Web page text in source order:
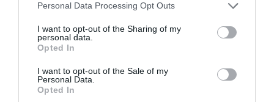
Personal Data Processing Opt Outs
I want to opt-out of the Sharing of my
personal data.
Opted In
I want to opt-out of the Sale of my
Personal Data.
Opted In
Menshouse Team